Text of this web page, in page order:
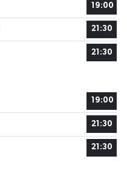
19:00
21:30
21:30
19:00
21:30
21:30